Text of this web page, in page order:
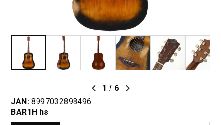
1 / 6
JAN: 8997032898496
BAR1H hs